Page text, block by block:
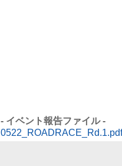
- イベント報告ファイル -
0522_ROADRACE_Rd.1.pdf